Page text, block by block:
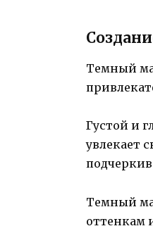
Темный
Густой и
увлекает
Темный
оттенкам